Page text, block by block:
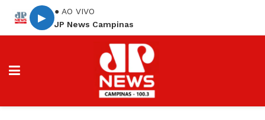
▶
● AO VIVO
JP News Campinas